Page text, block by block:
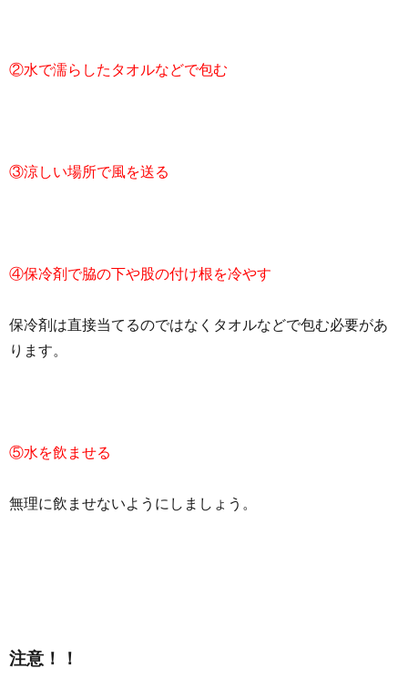
②水で濡らしたタオルなどで包む
③涼しい場所で風を送る
④保冷剤で脇の下や股の付け根を冷やす
保冷剤は直接当てるのではなくタオルなどで包む必要があ
ります。
⑤水を飲ませる
無理に飲ませないようにしましょう。
注意！！